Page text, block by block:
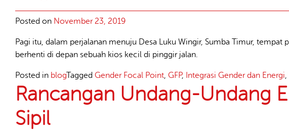
Posted on November 23, 2019
Pagi itu, dalam perjalanan menuju Desa Luku Wingir, Sumba Timur,
berhenti di depan sebuah kios kecil di pinggir jalan.
Posted in blogTagged Gender Focal Point, GFP, Integrasi Gender dan Energi,
Rancangan Undang-Undang
Sipil